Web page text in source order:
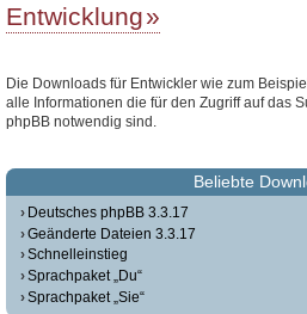
Entwicklung
Die Downloads für Entwickler wie zum
alle Informationen die für den Zugriff auf das
phpBB notwendig sind.
Beliebte
Deutsches phpBB 3.3.17
Geänderte Dateien 3.3.17
Schnelleinstieg
Sprachpaket „Du“
Sprachpaket „Sie“